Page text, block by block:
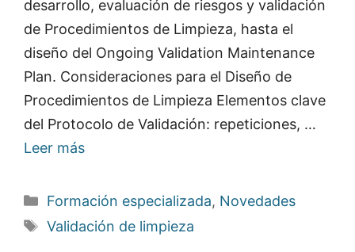
desarrollo, evaluación de riesgos y validación
de Procedimientos de Limpieza, hasta el
diseño del Ongoing Validation Maintenance
Plan. Consideraciones para el Diseño de
Procedimientos de Limpieza Elementos clave
del Protocolo de Validación: repeticiones, …
Leer más
Categorías
Formación especializada, Novedades
Etiquetas
Validación de limpieza